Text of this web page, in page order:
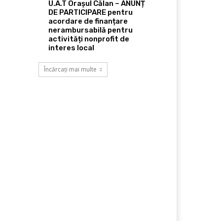
U.A.T Orașul Călan – ANUNȚ
DE PARTICIPARE pentru
acordare de finanțare
nerambursabilă pentru
activități nonprofit de
interes local
Încărcați mai multe